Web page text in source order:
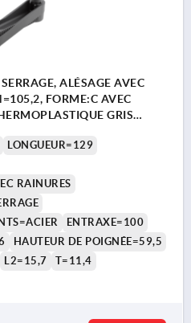
ALÉSAGE AVEC
FORME:C AVEC
GRIS
LONGUEUR=129
RAINURES
ENTRAXE=100
HAUTEUR DE POIGNÉE=59,5
L2=15,7 T=11,4